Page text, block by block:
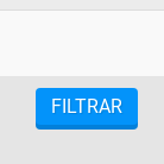
FILTRAR